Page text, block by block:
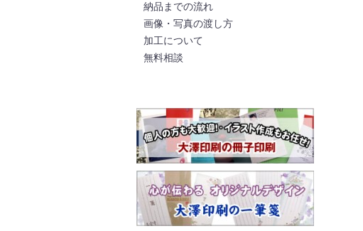
納品までの流れ
画像・写真の渡し方
加工について
無料相談